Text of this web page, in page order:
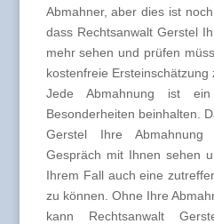
Abmahner, aber dies ist
dass Rechtsanwalt Gerstel
mehr sehen und prüfen
kostenfreie Ersteinschätzung
Jede Abmahnung ist
Besonderheiten beinhalten.
Gerstel Ihre
Gespräch mit Ihnen sehen
Ihrem Fall auch eine
zu können. Ohne Ihre
kann Rechtsanwalt